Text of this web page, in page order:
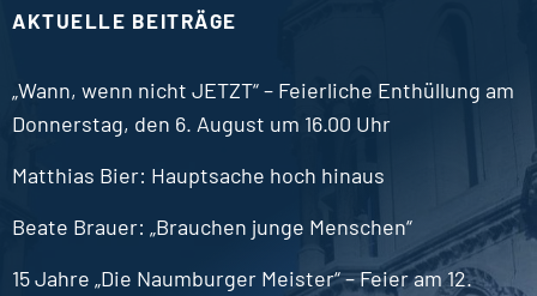
AKTUELLE BEITRÄGE
„Wann, wenn nicht JETZT“ – Feierliche Enthüllung am
Donnerstag, den 6. August um 16.00 Uhr
Matthias Bier Hauptsache hoch hinaus
Beate Brauer „Brauchen junge Menschen“
15 Jahre „Die Naumburger Meister“ – Feier am 12.